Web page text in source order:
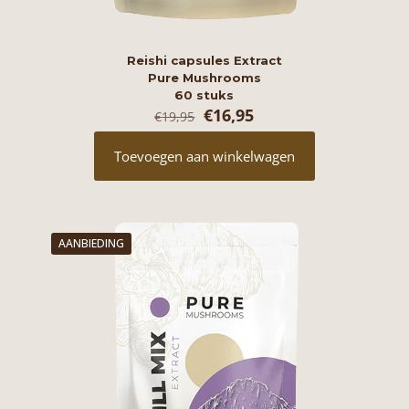
Reishi capsules Extract
Pure Mushrooms
60 stuks
€19,95 Oorspronkelijke
prijs
was:
€19,95.
€16,95Huidige
prijs
€16,95.
Toevoegen aan winkelwagen
AANBIEDING